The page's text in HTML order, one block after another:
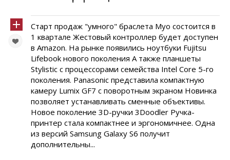
Старт продаж "умного" браслета Myo состоится в
1 квартале Жестовый контроллер будет доступен
в Amazon. На рынке появились ноутбуки Fujitsu
Lifebook нового поколения А также планшеты
Stylistic с процессорами семейства Intel Core 5-го
поколения. Panasonic представила компактную
камеру Lumix GF7 с поворотным экраном Новинка
позволяет устанавливать сменные объективы.
Новое поколение 3D-ручки 3Doodler Ручка-
принтер стала компактнее и эргономичнее. Одна
из версий Samsung Galaxy S6 получит
дополнительны...